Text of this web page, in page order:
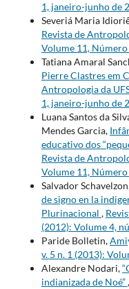
1, janeiro-junho de
Severiá Maria
Revista de
Volume 11,
Tatiana Amaral
Pierre Clastres em
Antropologia da
1, janeiro-junho de
Luana Santos da
Mendes Garcia,
educativo dos
Revista de
Volume 11,
Salvador
de signo en la
Plurinacional ,
(2012): Volume 4,
Paride Bolletin,
v. 5 n. 1 (2013):
Alexandre Nodari,
indianizada de Noé”,